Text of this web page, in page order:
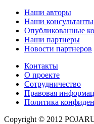
Наши авторы
Наши консультанты
Опубликованные
Наши партнеры
Новости партнеров
Контакты
О проекте
Сотрудничество
Правовая
Политика
Copyright © 2012